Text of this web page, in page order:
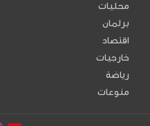
محليات
برلمان
اقتصاد
خارجيات
رياضة
منوعات